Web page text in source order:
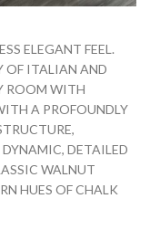
ELEGANT FEEL.
OF ITALIAN AND
ROOM WITH
A PROFOUNDLY
DETAILED
WALNUT
HUES OF CHALK